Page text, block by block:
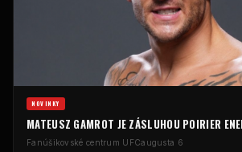
NOVINKY
MATEUSZ GAMROT JE ZÁSLUHOU POIRIER
Fanúšikovské centrum UFCaugusta 6